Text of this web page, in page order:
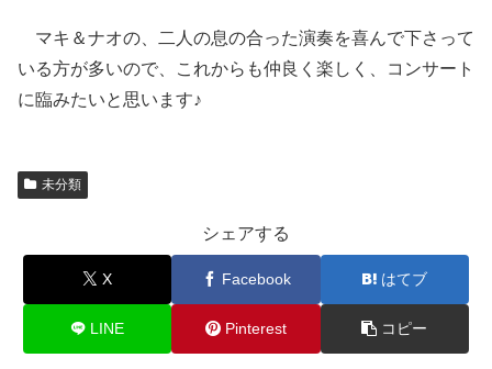
マキ＆ナオの、二人の息の合った演奏を喜んで下さって
いる方が多いので、これからも仲良く楽しく、コンサート
に臨みたいと思います♪
未分類
シェアする
X Facebook はてブ
LINE Pinterest コピー